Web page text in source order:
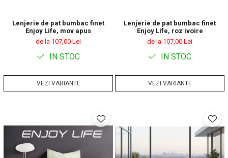
Lenjerie de pat bumbac finet
Enjoy Life, mov apus
de la 107,00 Lei
IN STOC
VEZI VARIANTE
Lenjerie de pat bumbac finet
Enjoy Life, roz ivoire
de la 107,00 Lei
IN STOC
VEZI VARIANTE